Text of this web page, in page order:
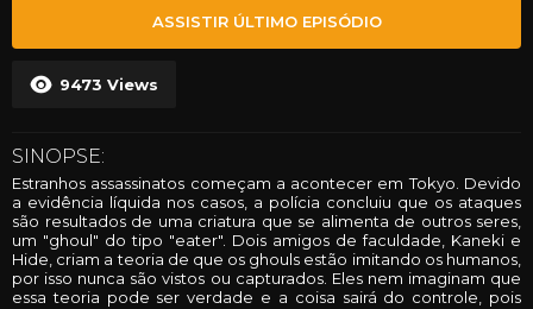
9473 Views
ASSISTIR ÚLTIMO EPISÓDIO
SINOPSE:
Estranhos assassinatos começam a acontecer em Tokyo. Devido
a evidência líquida nos casos, a polícia concluiu que os ataques
são resultados de uma criatura que se alimenta de outros seres,
um "ghoul" do tipo "eater". Dois amigos de faculdade, Kaneki e
Hide, criam a teoria de que os ghouls estão imitando os humanos,
por isso nunca são vistos ou capturados. Eles nem imaginam que
essa teoria pode ser verdade e a coisa sairá do controle, pois